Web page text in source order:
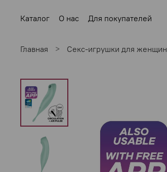
Каталог О нас Для покупателей
Главная Секс-игрушки для женщин